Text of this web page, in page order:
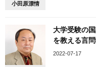
小田原漂情
大学受験の
を教える言
2022-07-17